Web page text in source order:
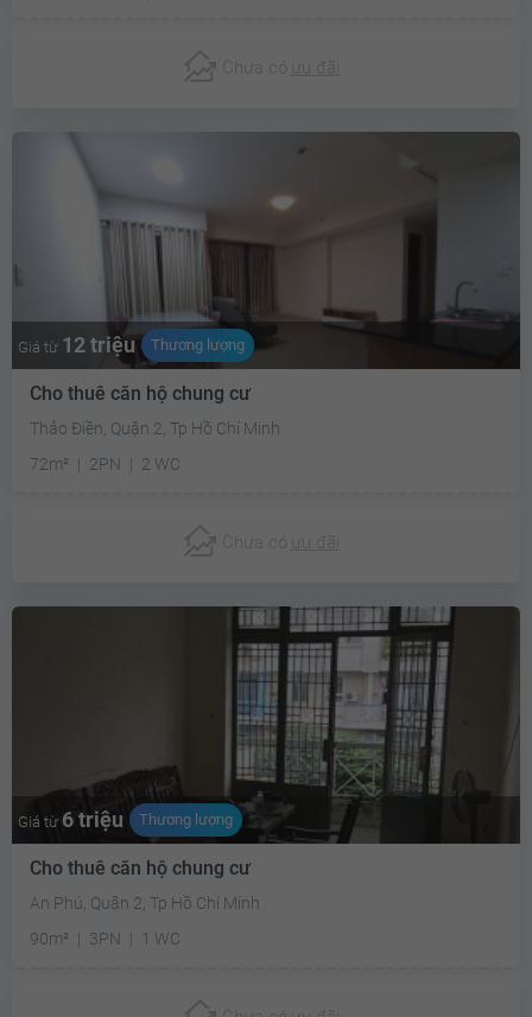
Chưa có ưu đãi
Giá từ 12 triệu Thương lượng
Cho thuê căn hộ chung cư
Thảo Điền, Quận 2, Tp Hồ Chí Minh
72m²
2PN 2 WC
Chưa có ưu đãi
Giá từ 6 triệu Thương lượng
Cho thuê căn hộ chung cư
An Phú, Quận 2, Tp Hồ Chí Minh
90m²
3PN 1 WC